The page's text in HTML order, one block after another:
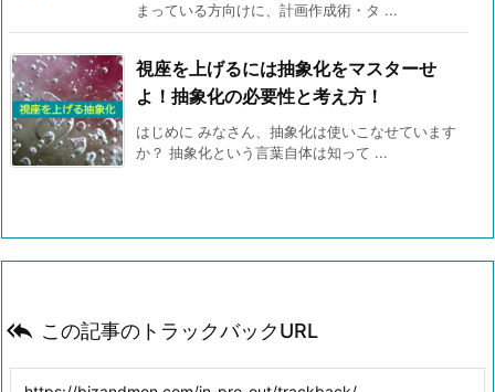
まっている方向けに、計画作成術・タ ...
視座を上げるには抽象化をマスターせ
よ！抽象化の必要性と考え方！
はじめに みなさん、抽象化は使いこなせています
か？ 抽象化という言葉自体は知って ...
 この記事のトラックバックURL